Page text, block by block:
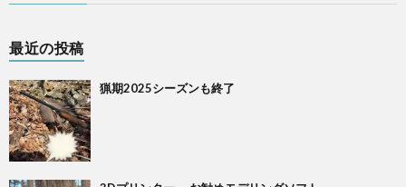
最近の投稿
猟期2025シーズンも終了